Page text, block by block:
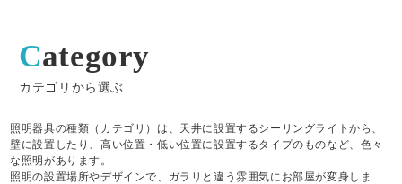
Category
カテゴリから選ぶ
照明器具の種類（カテゴリ）は、天井に設置するシーリングライトから、
壁に設置したり、高い位置・低い位置に設置するタイプのものなど、色々
な照明があります。
照明の設置場所やデザインで、ガラリと違う雰囲気にお部屋が変身しま